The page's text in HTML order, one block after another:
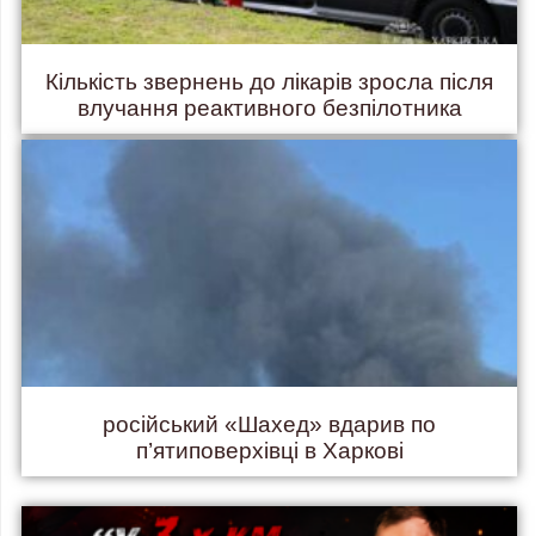
Кількість звернень до лікарів зросла після
влучання реактивного безпілотника
російський «Шахед» вдарив по
п’ятиповерхівці в Харкові